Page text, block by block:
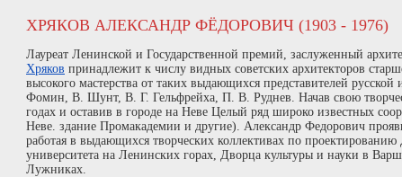
ХРЯКОВ АЛЕКСАНДР ФЁДОРОВИЧ (1903 - 1976)
Лауреат Ленинской и Государственной премий, заслуженный
Хряков принадлежит к числу видных советских архитекторов
высокого мастерства от таких выдающихся представителей
Фомин, В. Шунт, В. Г. Гельфрейха, П. В. Руднев. Начав свою
годах и оставив в городе на Неве Целый ряд широко известных
Неве. здание Промакадемии и другие). Александр Федорович
работая в выдающихся творческих коллективах по
университета на Ленинских горах, Дворца культуры и науки в
Лужниках.